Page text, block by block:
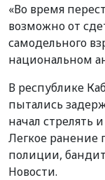
«Во время
возможно от
самодельного
национальном
В республике
пытались
начал стрелять
Легкое ранение
полиции,
Новости.